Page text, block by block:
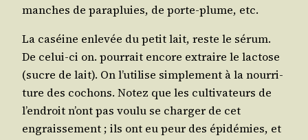
manches de para­pluies, de porte-plume, etc.
La caséine enle­vée du petit lait, reste le sérum.
De celui-ci on. pour­rait encore extraire le lac­tose
(sucre de lait). On l’u­ti­lise sim­ple­ment à la nour­ri­
ture des cochons. Notez que les culti­va­teurs de
l’en­droit n’ont pas vou­lu se char­ger de cet
engrais­se­ment ; ils ont eu peur des épi­dé­mies, et